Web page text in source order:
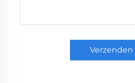
Verzenden